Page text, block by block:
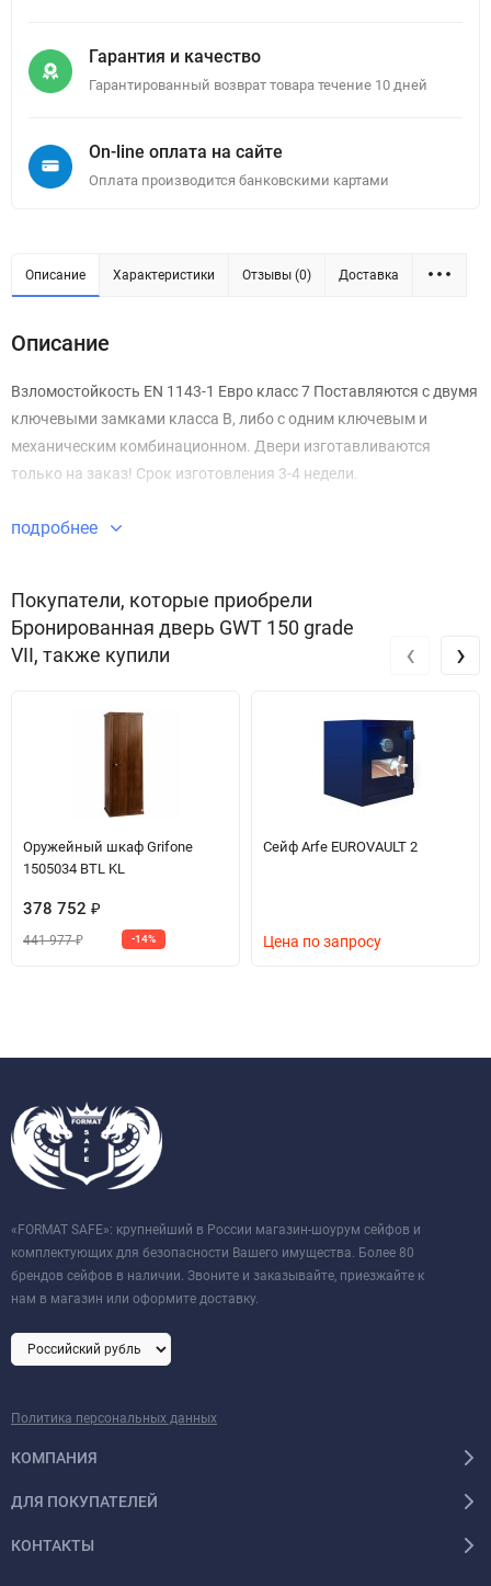
Гарантия и качество
Гарантированный возврат товара течение 10 дней
On-line оплата на сайте
Оплата производится банковскими картами
Описание Характеристики Отзывы (0) Доставка
Описание
Взломостойкость EN 1143-1 Евро класс 7 Поставляются с двумя
ключевыми замками класса В, либо с одним ключевым и
механическим комбинационном. Двери изготавливаются
только на заказ! Срок изготовления 3-4 недели.
подробнее
Покупатели, которые приобрели
Бронированная дверь GWT 150 grade
VII, также купили
Оружейный шкаф Grifone
1505034 BTL KL
378 752 ₽
441 977₽ -14%
Сейф Arfe EUROVAULT 2
Цена по запросу
‹ ›
«FORMAT SAFE»: крупнейший в России магазин-шоурум сейфов и
комплектующих для безопасности Вашего имущества. Более 80
брендов сейфов в наличии. Звоните и заказывайте, приезжайте к
нам в магазин или оформите доставку.
Политика персональных данных
КОМПАНИЯ
ДЛЯ ПОКУПАТЕЛЕЙ
КОНТАКТЫ